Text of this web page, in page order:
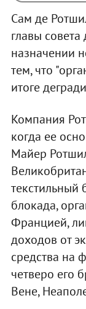
Сам де
главы
назначении
тем, что
итоге
Компания
когда ее
Майер
текстильный
блокада,
Францией,
доходов от
средства на
четверо его
Вене,